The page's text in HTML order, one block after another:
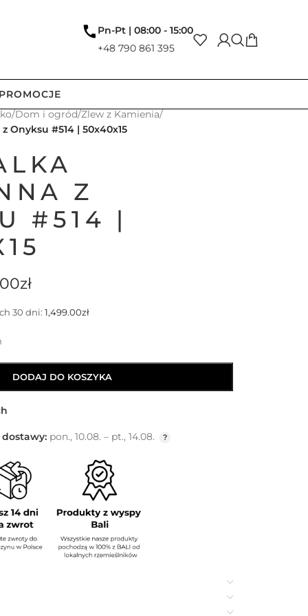
+48 790 861 395
Pn-Pt | 08:00 - 15:00
/Dom i ogród/Zlew z Kamienia/
Onyksu #514 | 50x40x15
Z
#514 |
zł
30 dni: 1,499.00zł
DODAJ DO KOSZYKA
pon., 10.08. – pt., 14.08.